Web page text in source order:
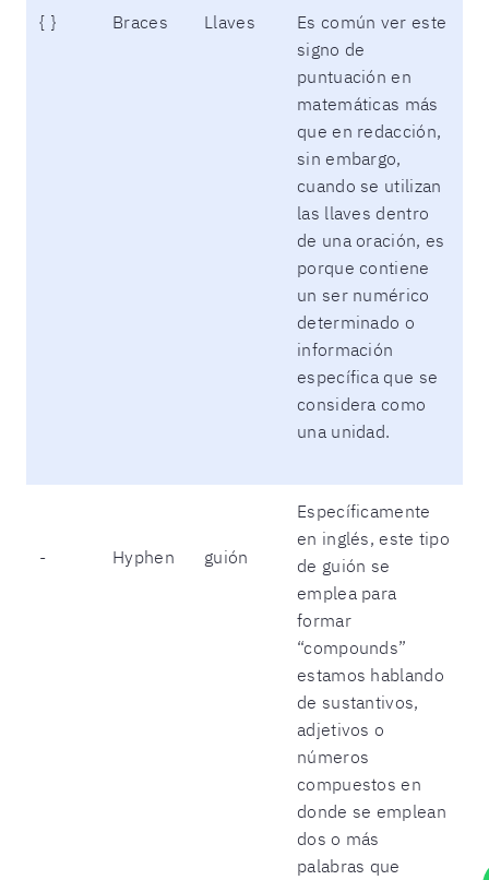
{ } Braces Llaves
Es común ver este
signo de
puntuación en
matemáticas más
que en redacción,
sin embargo,
cuando se utilizan
las llaves dentro
de una oración, es
porque contiene
un ser numérico
determinado o
información
específica que se
considera como
una unidad.
- Hyphen guión
Específicamente
en inglés, este tipo
de guión se
emplea para
formar
“compounds”
estamos hablando
de sustantivos,
adjetivos o
números
compuestos en
donde se emplean
dos o más
palabras que